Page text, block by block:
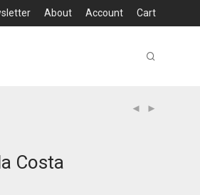
About Account Cart
Costa